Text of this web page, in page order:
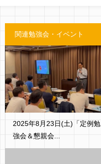
関連勉強会・イベント
2025年8月23日(土)「定例勉
強会＆懇親会...